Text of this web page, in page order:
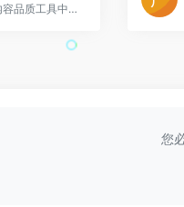
可以在账户内容品质工具中查看因违反Facebook广告发布政策
您